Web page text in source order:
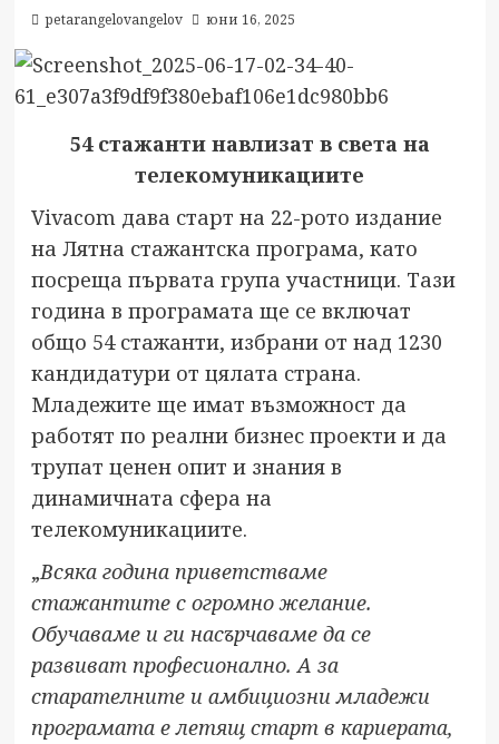
petarangelovangelov юни 16, 2025
54 стажанти навлизат в света на
телекомуникациите
Vivacom дава старт на 22-рото издание
на Лятна стажантска програма, като
посреща първата група участници. Тази
година в програмата ще се включат
общо 54 стажанти, избрани от над 1230
кандидатури от цялата страна.
Младежите ще имат възможност да
работят по реални бизнес проекти и да
трупат ценен опит и знания в
динамичната сфера на
телекомуникациите.
„Всяка година приветстваме
стажантите с огромно желание.
Обучаваме и ги насърчаваме да се
развиват професионално. А за
старателните и амбициозни младежи
програмата е летящ старт в кариерата,